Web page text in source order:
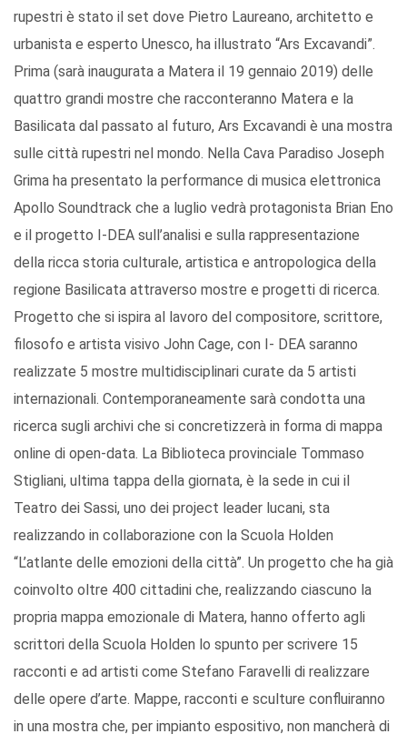
rupestri è stato il set dove Pietro Laureano, architetto e
urbanista e esperto Unesco, ha illustrato “Ars Excavandi”.
Prima (sarà inaugurata a Matera il 19 gennaio 2019) delle
quattro grandi mostre che racconteranno Matera e la
Basilicata dal passato al futuro, Ars Excavandi è una mostra
sulle città rupestri nel mondo. Nella Cava Paradiso Joseph
Grima ha presentato la performance di musica elettronica
Apollo Soundtrack che a luglio vedrà protagonista Brian Eno
e il progetto I-DEA sull’analisi e sulla rappresentazione
della ricca storia culturale, artistica e antropologica della
regione Basilicata attraverso mostre e progetti di ricerca.
Progetto che si ispira al lavoro del compositore, scrittore,
filosofo e artista visivo John Cage, con I- DEA saranno
realizzate 5 mostre multidisciplinari curate da 5 artisti
internazionali. Contemporaneamente sarà condotta una
ricerca sugli archivi che si concretizzerà in forma di mappa
online di open-data. La Biblioteca provinciale Tommaso
Stigliani, ultima tappa della giornata, è la sede in cui il
Teatro dei Sassi, uno dei project leader lucani, sta
realizzando in collaborazione con la Scuola Holden
“L’atlante delle emozioni della città”. Un progetto che ha già
coinvolto oltre 400 cittadini che, realizzando ciascuno la
propria mappa emozionale di Matera, hanno offerto agli
scrittori della Scuola Holden lo spunto per scrivere 15
racconti e ad artisti come Stefano Faravelli di realizzare
delle opere d’arte. Mappe, racconti e sculture confluiranno
in una mostra che, per impianto espositivo, non mancherà di